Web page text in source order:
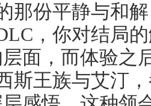
那份平静与和
，你对结局
面，而体验之
斯王族与艾汀